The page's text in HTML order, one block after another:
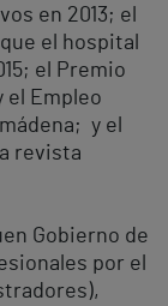
en 2013; el
el hospital
el Premio
el Empleo
y el
revista
Gobierno de
por el